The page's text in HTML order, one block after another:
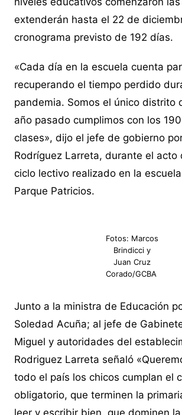
extenderán hasta el 22 de
cronograma previsto de 192 días.
«Cada día en la escuela cuenta
recuperando el tiempo perdido
pandemia. Somos el único distrito
año pasado cumplimos con los
clases», dijo el jefe de gobierno
Rodríguez Larreta, durante el acto
ciclo lectivo realizado en la
Parque Patricios.
Fotos: Marcos
Brindicci y
Juan Cruz
Corado/GCBA
Junto a la ministra de Educación
Soledad Acuña; al jefe de
Miguel y autoridades del
Rodriguez Larreta señaló
todo el país los chicos cumplan el
obligatorio, que terminen la
leer y escribir bien, que dominen